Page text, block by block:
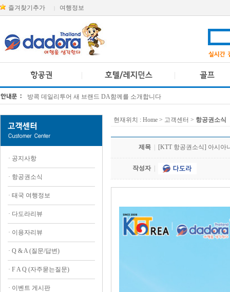
즐겨찾기추가 여행정보
방콕 데일리투어 새 브랜드 DA함께를 소개합니다
· 공지사항
· 항공권소식
· 태국 여행정보
· 다도라리뷰
· 이용자리뷰
· Q & A (질문/답변)
· F A Q (자주묻는질문)
· 이벤트 게시판
현재위치 : Home > 고객센터 > 항공권소식
제목 [KTT 항공권소식] 아시아
작성자